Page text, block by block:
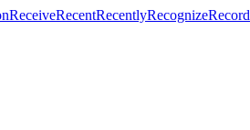
ReceiveRecentRecentlyRecognizeRecord